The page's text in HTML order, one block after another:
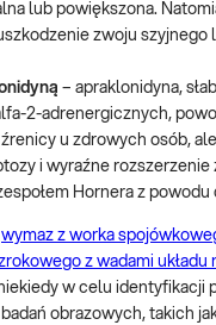
lub powiększona.
zwoju szyjnego
– apraklonidyna,
2-adrenergicznych,
u zdrowych osób,
i wyraźne rozszerzenie
Hornera z powodu
wymaz z worka
z wadami układu
w celu identyfikacji
obrazowych, takich